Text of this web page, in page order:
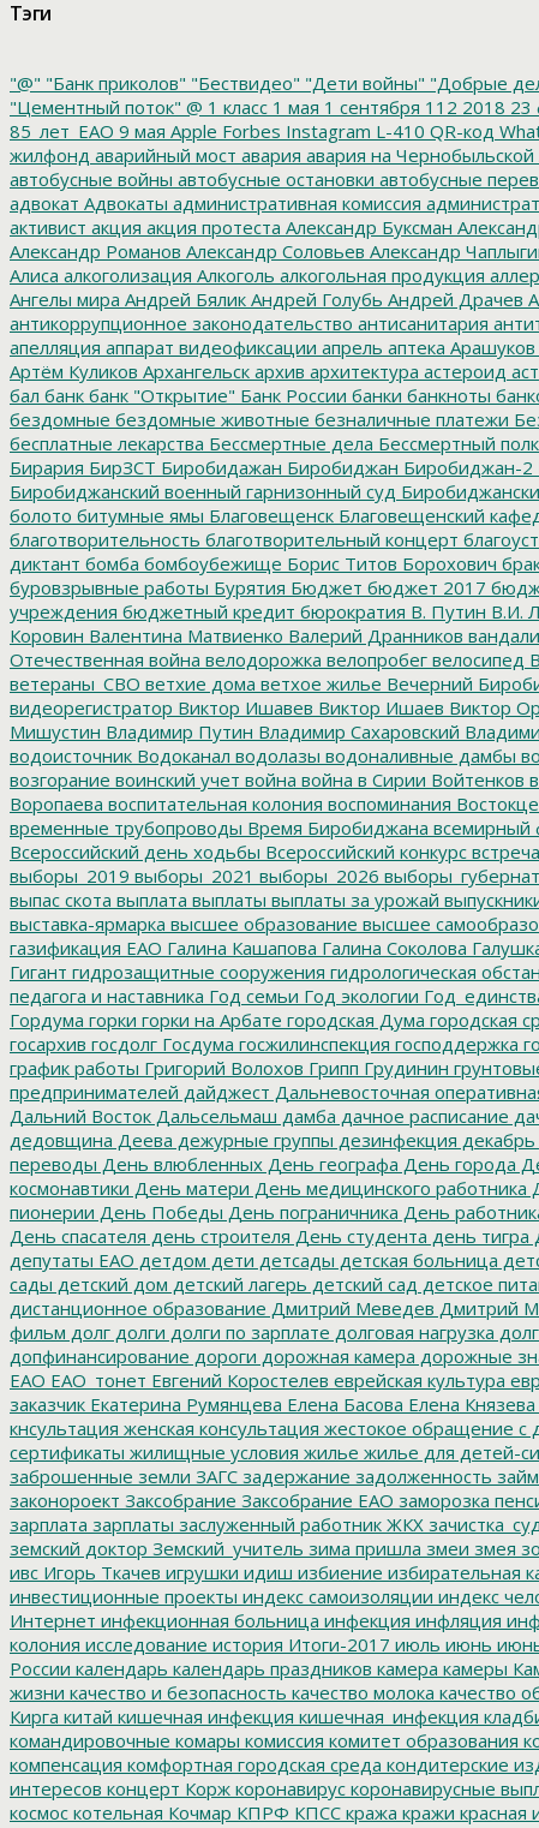
Тэги
"@" "Банк приколов" "Бествидео" "Дети войны" "Добрые
"Цементный поток" @ 1 класс 1 мая 1 сентября 112 2018 23
85_лет_ЕАО 9 мая Apple Forbes Instagram L-410 QR-код
жилфонд аварийный мост авария авария на
автобусные войны автобусные остановки автобусные
адвокат Адвокаты административная комиссия
активист акция акция протеста Александр Буксман
Александр Романов Александр Соловьев Александр
Алиса алкоголизация Алкоголь алкогольная продукция
Ангелы мира Андрей Бялик Андрей Голубь Андрей Драчев
антикоррупционное законодательство антисанитария
апелляция аппарат видеофиксации апрель аптека Арашуков
Артём Куликов Архангельск архив архитектура астероид
бал банк банк "Открытие" Банк России банки банкноты
бездомные бездомные животные безналичные платежи
бесплатные лекарства Бессмертные дела Бессмертный полк
Бирария БирЗСТ Биробидажан Биробиджан Биробиджан-2
Биробиджанский военный гарнизонный суд
болото битумные ямы Благовещенск Благовещенский
благотворительность благотворительный концерт
диктант бомба бомбоубежище Борис Титов Борохович
буровзрывные работы Бурятия Бюджет бюджет 2017
учреждения бюджетный кредит бюрократия В. Путин В.И.
Коровин Валентина Матвиенко Валерий Дранников
Отечественная война велодорожка велопробег велосипед
ветераны_СВО ветхие дома ветхое жилье Вечерний
видеорегистратор Виктор Ишавев Виктор Ишаев Виктор
Мишустин Владимир Путин Владимир Сахаровский
водоисточник Водоканал водолазы водоналивные дамбы
возгорание воинский учет война война в Сирии Войтенков
Воропаева воспитательная колония воспоминания
временные трубопроводы Время Биробиджана всемирный
Всероссийский день ходьбы Всероссийский конкурс
выборы_2019 выборы_2021 выборы_2026
выпас скота выплата выплаты выплаты за урожай
выставка-ярмарка высшее образование высшее
газификация ЕАО Галина Кашапова Галина Соколова
Гигант гидрозащитные сооружения гидрологическая
педагога и наставника Год семьи Год экологии
Гордума горки горки на Арбате городская Дума городская
госархив госдолг Госдума госжилинспекция господдержка
график работы Григорий Волохов Грипп Грудинин
предпринимателей дайджест Дальневосточная
Дальний Восток Дальсельмаш дамба дачное расписание
дедовщина Деева дежурные группы дезинфекция декабрь
переводы День влюбленных День географа День города
космонавтики День матери День медицинского работника
пионерии День Победы День пограничника День
День спасателя день строителя День студента день тигра
депутаты ЕАО детдом дети детсады детская больница
сады детский дом детский лагерь детский сад детское
дистанционное образование Дмитрий Меведев Дмитрий
фильм долг долги долги по зарплате долговая нагрузка
допфинансирование дороги дорожная камера дорожные
ЕАО ЕАО_тонет Евгений Коростелев еврейская культура
заказчик Екатерина Румянцева Елена Басова Елена Князева
кнсультация женская консультация жестокое обращение с
сертификаты жилищные условия жилье жилье для детей-
заброшенные земли ЗАГС задержание задолженность займ
законороект Заксобрание Заксобрание ЕАО заморозка
зарплата зарплаты заслуженный работник ЖКХ
земский доктор Земский_учитель зима пришла змеи змея
ивс Игорь Ткачев игрушки идиш избиение избирательная
инвестиционные проекты индекс самоизоляции индекс
Интернет инфекционная больница инфекция инфляция
колония исследование история Итоги-2017 июль июнь
России календарь календарь праздников камера камеры
жизни качество и безопасность качество молока качество
Кирга китай кишечная инфекция кишечная_инфекция
командировочные комары комиссия комитет образования
компенсация комфортная городская среда кондитерские
интересов концерт Корж коронавирус коронавирусные
космос котельная Кочмар КПРФ КПСС кража кражи красная